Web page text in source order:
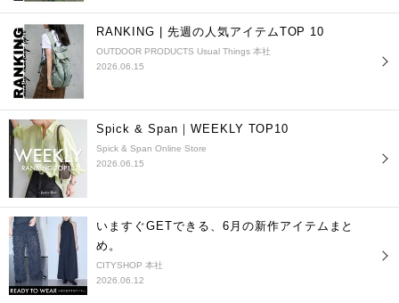
RANKING | 先週の人気アイテムTOP 10
OUTDOOR PRODUCTS Usual Things 本社
2026.06.15
Spick & Span｜WEEKLY TOP10
Spick & Span Online Store
2026.06.15
いますぐGETできる、6月の新作アイテムまと
め。
CITYSHOP 本社
2026.06.12